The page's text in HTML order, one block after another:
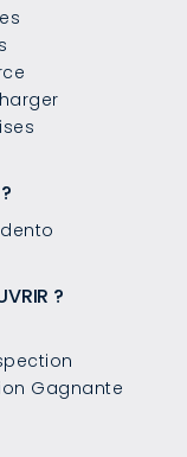
?
Gagnante